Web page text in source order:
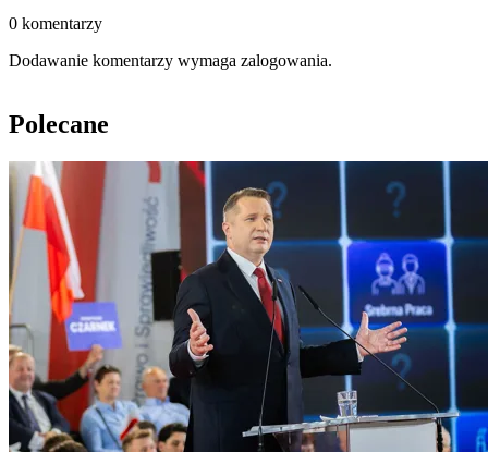
0 komentarzy
Dodawanie komentarzy wymaga zalogowania.
Polecane